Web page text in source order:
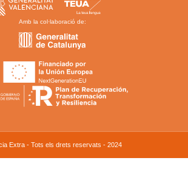
Amb la col·laboració de:
Extra - Tots els drets reservats - 2024